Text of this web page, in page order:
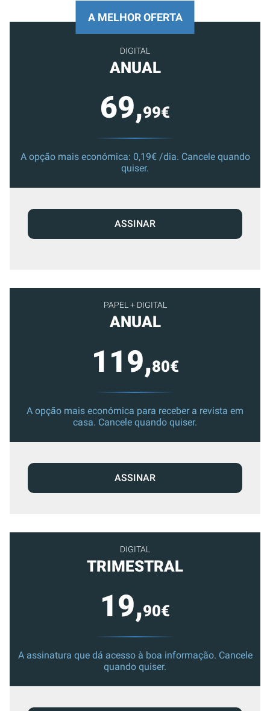
PAPEL + DIGITAL
ANUAL
119,80€
A opção mais económica para receber a revista em
casa. Cancele quando quiser.
ASSINAR
DIGITAL
TRIMESTRAL
19,90€
A assinatura que dá acesso à boa informação. Cancele
quando quiser.
A MELHOR OFERTA
DIGITAL
ANUAL
69,99€
A opção mais económica: 0,19€ /dia. Cancele quando
quiser.
ASSINAR